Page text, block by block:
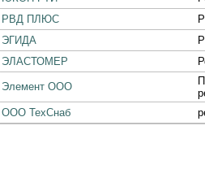
РВД ПЛЮС
ЭГИДА
ЭЛАСТОМЕР
Элемент ООО
ООО ТехСнаб